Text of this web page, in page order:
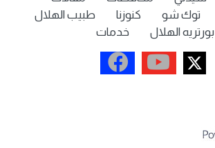
توك شو كنوزنا
طبيب الهلال
بورتريه الهلال
خدمات